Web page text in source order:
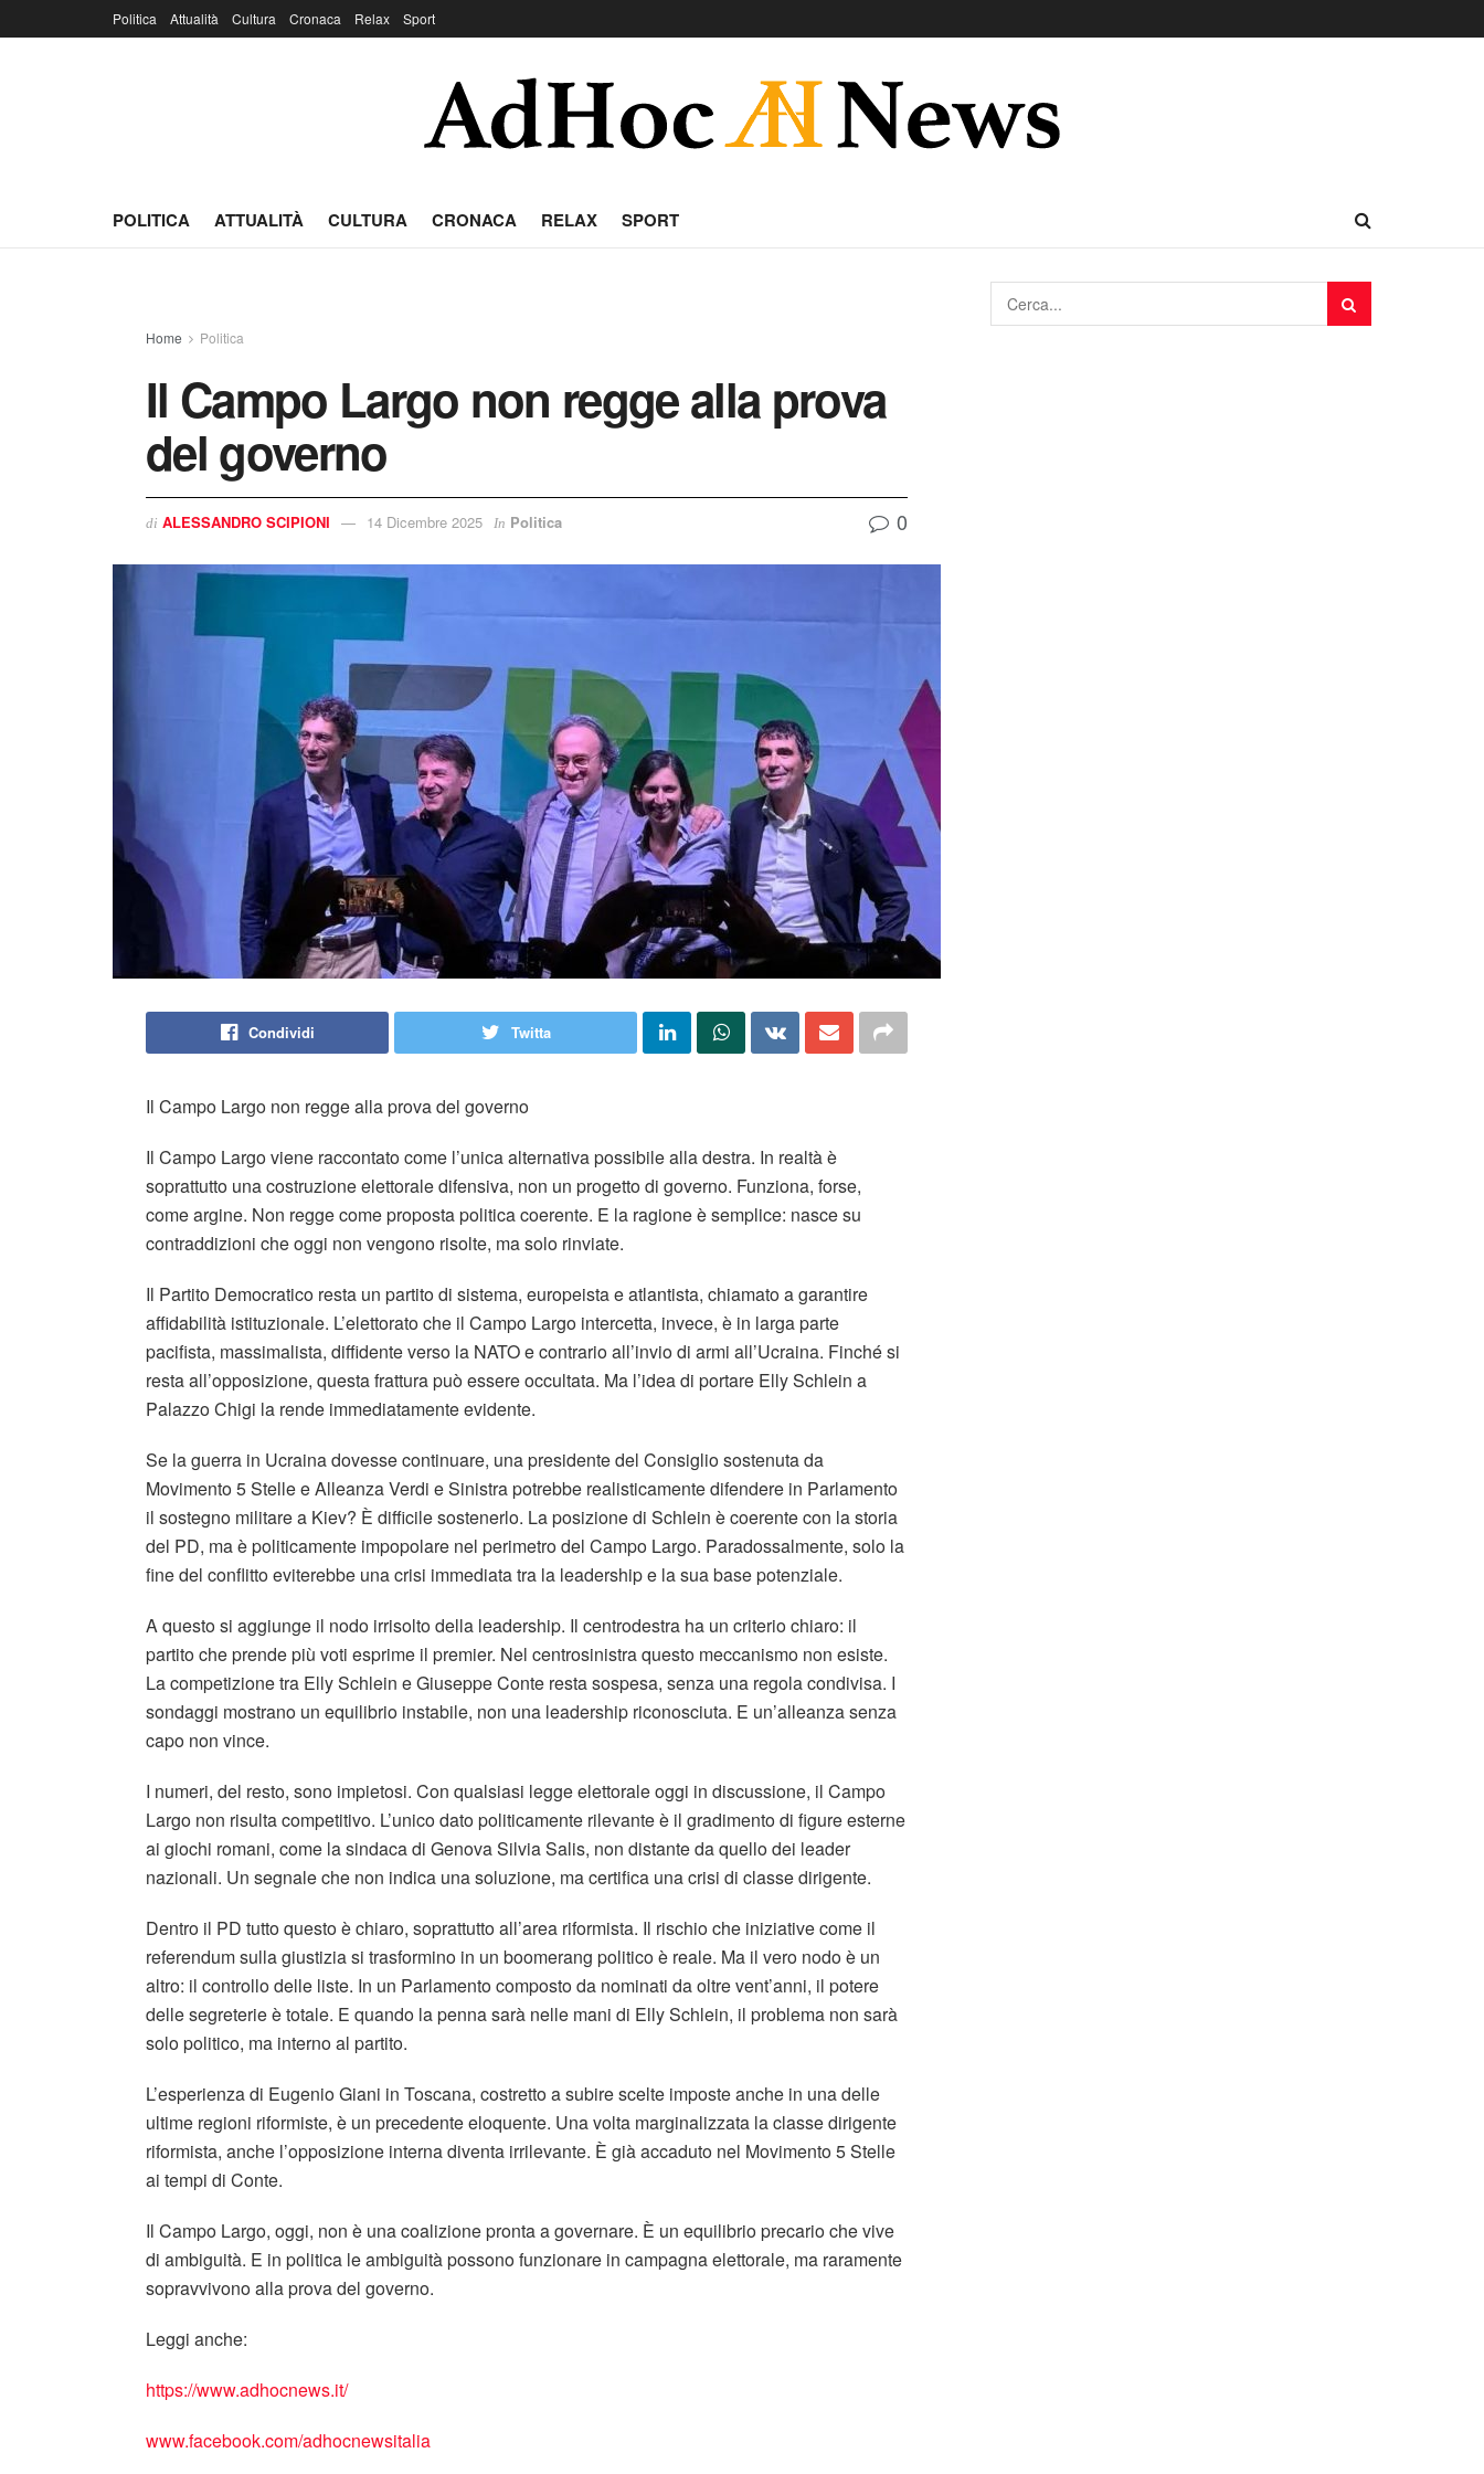
Politica Attualità Cultura Cronaca Relax Sport
POLITICA ATTUALITÀ CULTURA CRONACA RELAX SPORT
Home Politica
Il Campo Largo non regge alla prova
del governo
di ALESSANDRO SCIPIONI 14 Dicembre 2025 In Politica 0
Condividi Twitta
Il Campo Largo non regge alla prova del governo
Il Campo Largo viene raccontato come l’unica alternativa possibile alla destra. In realtà è
soprattutto una costruzione elettorale difensiva, non un progetto di governo. Funziona, forse,
come argine. Non regge come proposta politica coerente. E la ragione è semplice: nasce su
contraddizioni che oggi non vengono risolte, ma solo rinviate.
Il Partito Democratico resta un partito di sistema, europeista e atlantista, chiamato a garantire
affidabilità istituzionale. L’elettorato che il Campo Largo intercetta, invece, è in larga parte
pacifista, massimalista, diffidente verso la NATO e contrario all’invio di armi all’Ucraina. Finché si
resta all’opposizione, questa frattura può essere occultata. Ma l’idea di portare Elly Schlein a
Palazzo Chigi la rende immediatamente evidente.
Se la guerra in Ucraina dovesse continuare, una presidente del Consiglio sostenuta da
Movimento 5 Stelle e Alleanza Verdi e Sinistra potrebbe realisticamente difendere in Parlamento
il sostegno militare a Kiev? È difficile sostenerlo. La posizione di Schlein è coerente con la storia
del PD, ma è politicamente impopolare nel perimetro del Campo Largo. Paradossalmente, solo la
fine del conflitto eviterebbe una crisi immediata tra la leadership e la sua base potenziale.
A questo si aggiunge il nodo irrisolto della leadership. Il centrodestra ha un criterio chiaro: il
partito che prende più voti esprime il premier. Nel centrosinistra questo meccanismo non esiste.
La competizione tra Elly Schlein e Giuseppe Conte resta sospesa, senza una regola condivisa. I
sondaggi mostrano un equilibrio instabile, non una leadership riconosciuta. E un’alleanza senza
capo non vince.
I numeri, del resto, sono impietosi. Con qualsiasi legge elettorale oggi in discussione, il Campo
Largo non risulta competitivo. L’unico dato politicamente rilevante è il gradimento di figure esterne
ai giochi romani, come la sindaca di Genova Silvia Salis, non distante da quello dei leader
nazionali. Un segnale che non indica una soluzione, ma certifica una crisi di classe dirigente.
Dentro il PD tutto questo è chiaro, soprattutto all’area riformista. Il rischio che iniziative come il
referendum sulla giustizia si trasformino in un boomerang politico è reale. Ma il vero nodo è un
altro: il controllo delle liste. In un Parlamento composto da nominati da oltre vent’anni, il potere
delle segreterie è totale. E quando la penna sarà nelle mani di Elly Schlein, il problema non sarà
solo politico, ma interno al partito.
L’esperienza di Eugenio Giani in Toscana, costretto a subire scelte imposte anche in una delle
ultime regioni riformiste, è un precedente eloquente. Una volta marginalizzata la classe dirigente
riformista, anche l’opposizione interna diventa irrilevante. È già accaduto nel Movimento 5 Stelle
ai tempi di Conte.
Il Campo Largo, oggi, non è una coalizione pronta a governare. È un equilibrio precario che vive
di ambiguità. E in politica le ambiguità possono funzionare in campagna elettorale, ma raramente
sopravvivono alla prova del governo.
Leggi anche:
https://www.adhocnews.it/
www.facebook.com/adhocnewsitalia